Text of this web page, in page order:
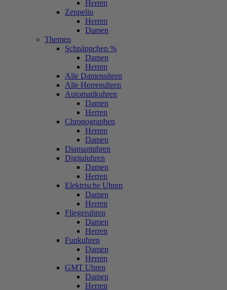
Herren
Zeppelin
Herren
Damen
Themen
Schnäppchen %
Damen
Herren
Alle Damenuhren
Alle Herrenuhren
Automatikuhren
Damen
Herren
Chronographen
Herren
Damen
Diamantuhren
Digitaluhren
Damen
Herren
Elektrische Uhren
Damen
Herren
Fliegeruhren
Damen
Herren
Funkuhren
Damen
Herren
GMT Uhren
Damen
Herren